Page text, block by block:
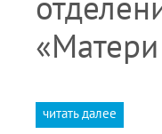
читать далее